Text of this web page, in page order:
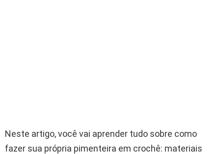
Neste artigo, você vai aprender tudo sobre como
fazer sua própria pimenteira em crochê: materiais